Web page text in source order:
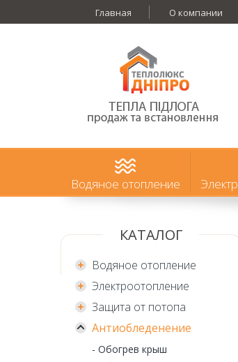
Главная О компании
Водяное отопление
КАТАЛОГ
Водяное отопление
Электроотопление
Защита от потопа
Антиобледенение
- Обогрев крыш